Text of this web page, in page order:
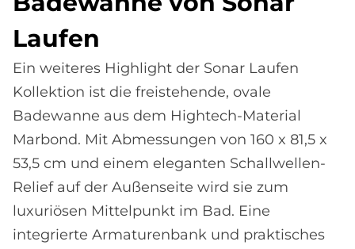
Lau­fen
Ein weiteres Highlight der Sonar Laufen
Kollektion ist die freistehende, ovale
Badewanne aus dem Hightech-Material
Marbond. Mit Abmessungen von 160 x 81,5 x
53,5 cm und einem eleganten Schallwellen-
Relief auf der Außenseite wird sie zum
luxuriösen Mittelpunkt im Bad. Eine
integrierte Armaturenbank und praktisches